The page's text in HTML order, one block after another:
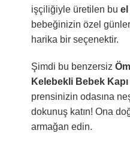
işçiliğiyle üretilen bu el
bebeğinizin özel
harika bir seçenektir.
Şimdi bu benzersiz
Kelebekli Bebek
prensinizin odasına
dokunuş katın! Ona
armağan edin.